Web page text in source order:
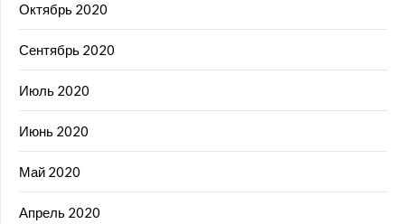
Октябрь 2020
Сентябрь 2020
Июль 2020
Июнь 2020
Май 2020
Апрель 2020